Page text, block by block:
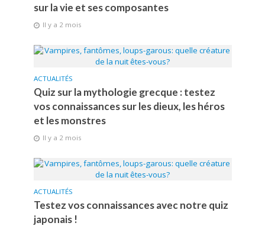
sur la vie et ses composantes
Il y a 2 mois
ACTUALITÉS
Quiz sur la mythologie grecque : testez
vos connaissances sur les dieux, les héros
et les monstres
Il y a 2 mois
ACTUALITÉS
Testez vos connaissances avec notre quiz
japonais !